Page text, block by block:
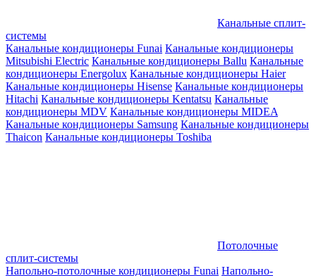
Канальные сплит-
системы
Канальные кондиционеры Funai Канальные кондиционеры
Mitsubishi Electric Канальные кондиционеры Ballu Канальные
кондиционеры Energolux Канальные кондиционеры Haier
Канальные кондиционеры Hisense Канальные кондиционеры
Hitachi Канальные кондиционеры Kentatsu Канальные
кондиционеры MDV Канальные кондиционеры MIDEA
Канальные кондиционеры Samsung Канальные кондиционеры
Thaicon Канальные кондиционеры Toshiba
Потолочные
сплит-системы
Напольно-потолочные кондиционеры Funai Напольно-